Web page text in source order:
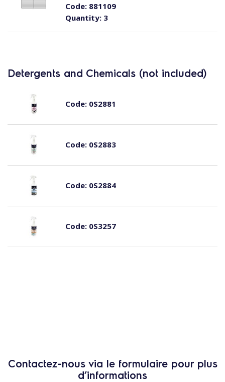
Quantity:3
Code:881109
Detergents and Chemicals (not included)
Code:0S2881
Code:0S2883
Code:0S2884
Code:0S3257
Contactez-nous via le formulaire pour plus
d’informations